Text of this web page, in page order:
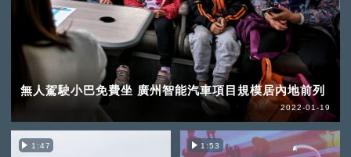
無人駕駛小巴免費坐 廣州智能汽車項目規模居內地前列
2022-01-19
1:47 1:53